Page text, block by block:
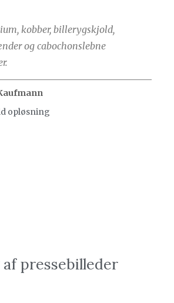
kobber, billerygskjold,
og cabochonslebne
opløsning
af pressebilleder